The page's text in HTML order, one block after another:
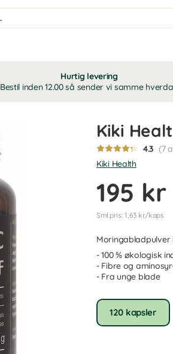
Hurtig levering
Bestil inden 12.00 så sender vi samme
Kiki
4.3 (7
Kiki Health
195 kr
Sml.pris: 1,63 kr/kaps
Moringabladpulver
- 100 % økologisk
- Fibre og
- Fra unge blade
120 kapsler